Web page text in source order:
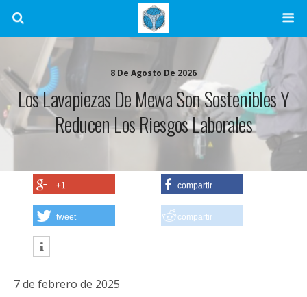
8 De Agosto De 2026
Los Lavapiezas De Mewa Son Sostenibles Y
Reducen Los Riesgos Laborales
+1 compartir
tweet compartir
7 de febrero de 2025